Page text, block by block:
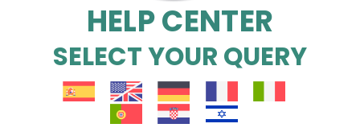
HELP CENTER
SELECT YOUR QUERY